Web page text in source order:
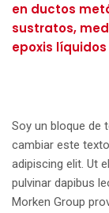
en ductos
sustratos,
epoxis
Soy un bloque de
cambiar este
adipiscing elit. Ut
pulvinar dapibus
Morken Group